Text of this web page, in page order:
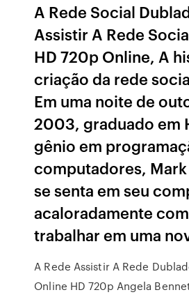
A Rede Social
Assistir A Rede
HD 720p Online, A
criação da rede
Em uma noite de
2003, graduado em
gênio em
computadores,
se senta em seu
acaloradamente
trabalhar em uma
A Rede Assistir A Rede
Online HD 720p Angela